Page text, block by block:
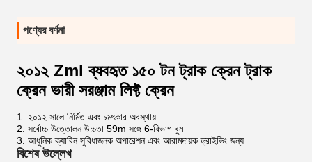
পণ্যের বর্ণনা
২০১২ Zml ব্যবহৃত ১৫০ টন ট্রাক ক্রেন ট্রাক
ক্রেন ভারী সরঞ্জাম লিফ্ট ক্রেন
1. ২০১২ সালে নির্মিত এবং চমৎকার অবস্থায়
2. সর্বোচ্চ উত্তোলন উচ্চতা 59m সঙ্গে 6-বিভাগ বুম
3. আধুনিক ক্যাবিন সুবিধাজনক অপারেশন এবং আরামদায়ক ড্রাইভিং জন্য
বিশেষ উল্লেখ